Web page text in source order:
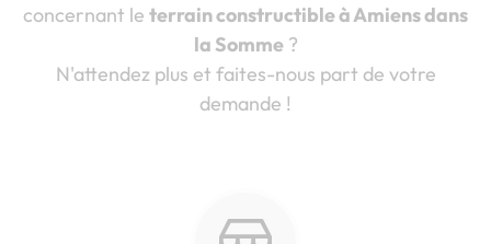
concernant le terrain constructible à Amiens dans
la Somme?
N'attendez plus et faites-nous part de votre
demande !